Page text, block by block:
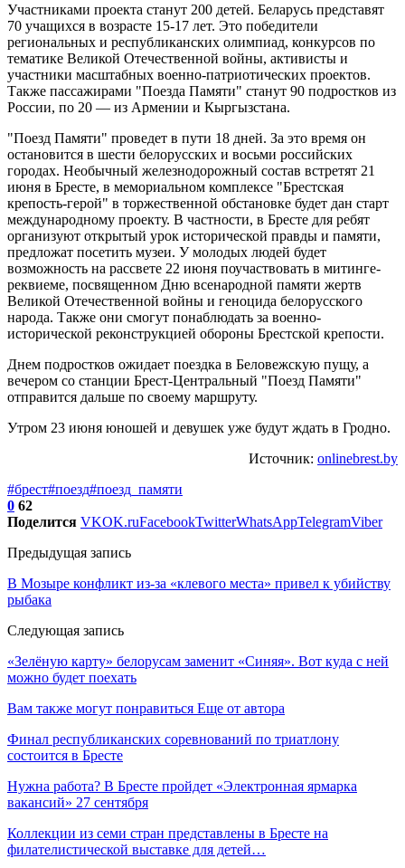
Участниками проекта станут 200 детей. Беларусь представят
70 учащихся в возрасте 15-17 лет. Это победители
региональных и республиканских олимпиад, конкурсов по
тематике Великой Отечественной войны, активисты и
участники масштабных военно-патриотических проектов.
Также пассажирами "Поезда Памяти" станут 90 подростков из
России, по 20 — из Армении и Кыргызстана.
"Поезд Памяти" проведет в пути 18 дней. За это время он
остановится в шести белорусских и восьми российских
городах. Необычный железнодорожный состав встретят 21
июня в Бресте, в мемориальном комплексе "Брестская
крепость-герой" в торжественной обстановке будет дан старт
международному проекту. В частности, в Бресте для ребят
организуют открытый урок исторической правды и памяти,
предложат посетить музеи. У молодых людей будет
возможность на рассвете 22 июня поучаствовать в митинге-
реквиеме, посвященном Дню всенародной памяти жертв
Великой Отечественной войны и геноцида белорусского
народа. Также они смогут понаблюдать за военно-
исторической реконструкцией обороны Брестской крепости.
Днем подростков ожидает поездка в Беловежскую пущу, а
вечером со станции Брест-Центральный "Поезд Памяти"
отправится дальше по своему маршруту.
Утром 23 июня юношей и девушек уже будут ждать в Гродно.
Источник: onlinebrest.by
#брест#поезд#поезд_памяти
0 62
Поделится VKOK.ruFacebookTwitterWhatsAppTelegramViber
Предыдущая запись
В Мозыре конфликт из-за «клевого места» привел к убийству
рыбака
Следующая запись
«Зелёную карту» белорусам заменит «Синяя». Вот куда с ней
можно будет поехать
Вам также могут понравиться Еще от автора
Финал республиканских соревнований по триатлону
состоится в Бресте
Нужна работа? В Бресте пройдет «Электронная ярмарка
вакансий» 27 сентября
Коллекции из семи стран представлены в Бресте на
филателистической выставке для детей…